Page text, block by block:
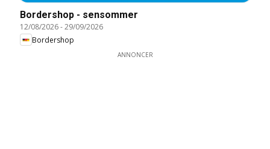
Bordershop - sensommer
12/08/2026-29/09/2026
Bordershop
ANNONCER